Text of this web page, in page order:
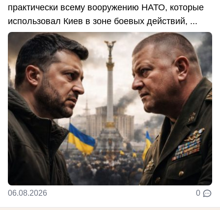
практически всему вооружению НАТО, которые
использовал Киев в зоне боевых действий, ...
06.08.2026 0